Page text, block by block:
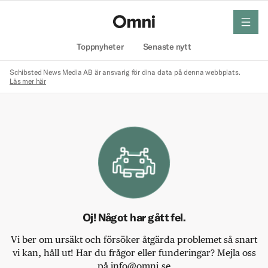
Toppnyheter Senaste nytt
meny
Schibsted News Media AB är ansvarig för dina data på denna webbplats.
Läs mer här
Oj! Något har gått fel.
Vi ber om ursäkt och försöker åtgärda problemet så snart
vi kan, håll ut! Har du frågor eller funderingar? Mejla oss